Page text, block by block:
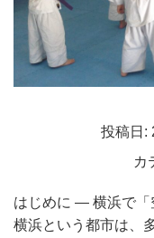
投稿日:
カ
はじめに ― 横浜で「
横浜という都市は、